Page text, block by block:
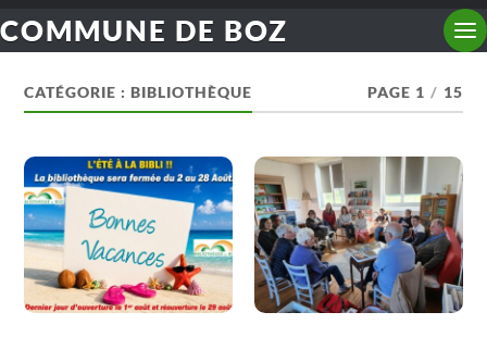
COMMUNE DE BOZ
CATÉGORIE :BIBLIOTHÈQUE PAGE 1 / 15